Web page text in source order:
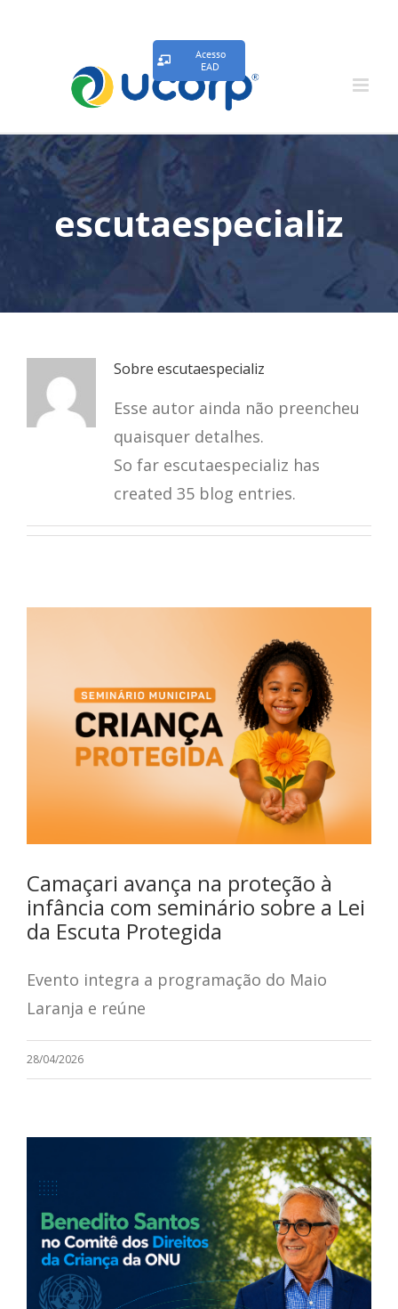
Acesso
EAD
escutaespecializ
Sobre escutaespecializ
Esse autor ainda não preencheu
quaisquer detalhes.
So far escutaespecializ has
created 35 blog entries.
Camaçari avança na proteção à
infância com seminário sobre a Lei
da Escuta Protegida
Evento integra a programação do Maio
Laranja e reúne
28/04/2026